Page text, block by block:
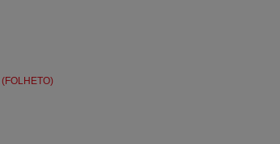
(FOLHETO)